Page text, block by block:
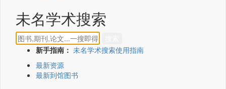
未名学术搜索
新手指南： 未名学术搜索使用指南
最新资源
最新到馆图书